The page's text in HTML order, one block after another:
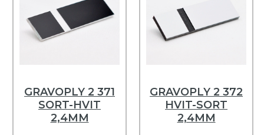
GRAVOPLY 2 371
SORT-HVIT
2,4MM
GRAVOPLY 2 372
HVIT-SORT
2,4MM